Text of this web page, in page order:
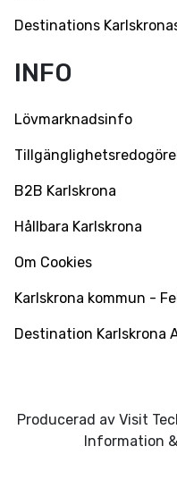
Destinations
INFO
Lövmarknadsinfo
B2B Karlskrona
Hållbara Karlskrona
Om Cookies
Karlskrona kommun -
Destination Karlskrona
Producerad av Visit
Information